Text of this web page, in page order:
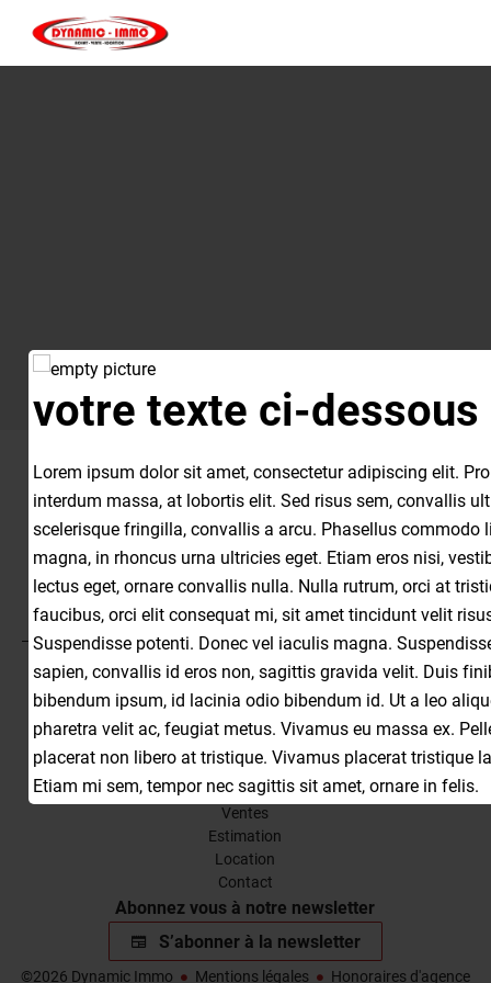
votre texte ci-dessous
Lorem ipsum dolor sit amet, consectetur adipiscing elit.
interdum massa, at lobortis elit. Sed risus sem, convallis
scelerisque fringilla, convallis a arcu. Phasellus commodo
magna, in rhoncus urna ultricies eget. Etiam eros nisi,
lectus eget, ornare convallis nulla. Nulla rutrum, orci at
faucibus, orci elit consequat mi, sit amet tincidunt velit
Suspendisse potenti. Donec vel iaculis magna.
sapien, convallis id eros non, sagittis gravida velit. Duis
bibendum ipsum, id lacinia odio bibendum id. Ut a leo
pharetra velit ac, feugiat metus. Vivamus eu massa ex.
placerat non libero at tristique. Vivamus placerat tristique
Etiam mi sem, tempor nec sagittis sit amet, ornare in felis.
Contactez-nous
Dynamic Immo 201, Avenue Aristide Briand
Roquebrune-Cap-Martin France
+33 4 93 97 87 70
dynamicimmo@hotmail.com
Informations legales
Honoraires
Navigation
Accueil
Ventes
Estimation
Location
Contact
Abonnez vous à notre newsletter
S’abonner à la newsletter
©2026 Dynamic Immo Mentions légales Honoraires d'agence